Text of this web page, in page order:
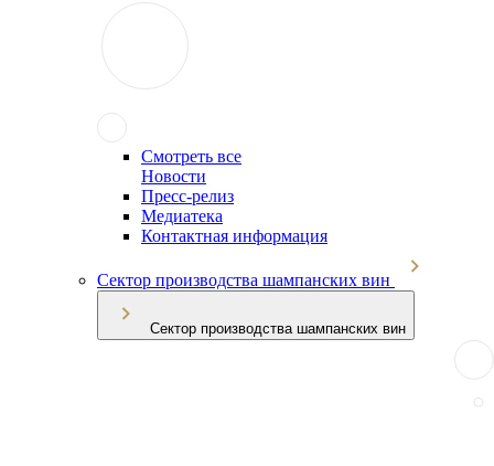
Смотреть все
Новости
Пресс-релиз
Медиатека
Контактная информация
Сектор производства шампанских вин
Сектор производства шампанских вин